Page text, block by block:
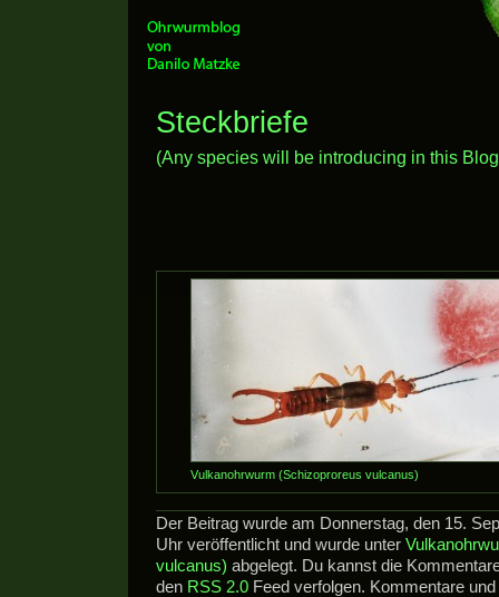
Steckbriefe
(Any species will be introducing in this
Vulkanohrwurm (Schizoproreus vulcanus)
Der Beitrag wurde am Donnerstag, den 15.
Uhr veröffentlicht und wurde unter
vulcanus) abgelegt. Du kannst die
den RSS 2.0 Feed verfolgen. Kommentare